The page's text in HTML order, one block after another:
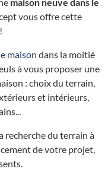
vous offre cette
maison dans la moitié
à vous proposer une
: choix du terrain,
et intérieurs,
recherche du terrain à
de votre projet,